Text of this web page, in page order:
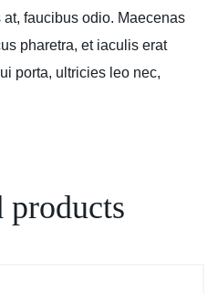
faucibus odio. Maecenas
pharetra, et iaculis erat
porta, ultricies leo nec,
products